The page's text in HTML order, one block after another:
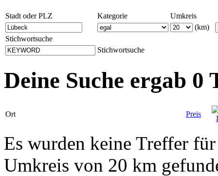
Stadt oder PLZ Kategorie
Umkreis
(km)
Stichwortsuche
Stichwortsuche
Deine Suche ergab 0
Ort Preis
Es wurden keine Treffer
Umkreis von 20 km